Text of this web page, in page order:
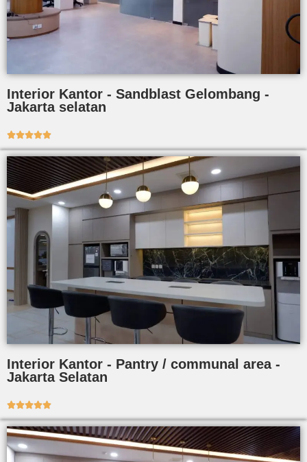
Interior Kantor - Sandblast Gelombang -
Jakarta selatan

Interior Kantor - Pantry / communal area -
Jakarta Selatan
